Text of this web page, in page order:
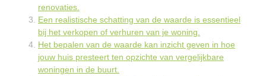
renovaties.
Een realistische schatting van de waarde is essentieel
bij het verkopen of verhuren van je woning.
Het bepalen van de waarde kan inzicht geven in hoe
jouw huis presteert ten opzichte van vergelijkbare
woningen in de buurt.